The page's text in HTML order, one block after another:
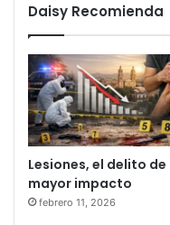
Daisy Recomienda
Lesiones, el delito de
mayor impacto
febrero 11, 2026